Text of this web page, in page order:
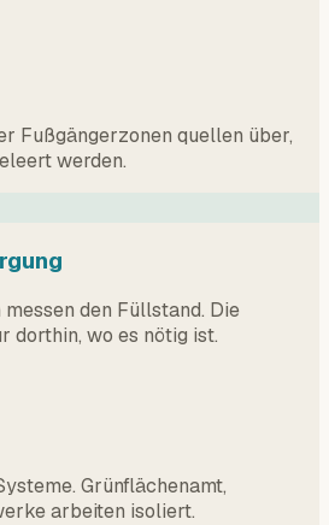
Fußgängerzonen quellen über,
werden.
den Füllstand. Die
dorthin, wo es nötig ist.
Grünflächenamt,
arbeiten isoliert.